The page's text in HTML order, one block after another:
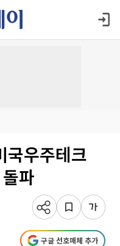
우주테크
파
구글 선호매체 추가